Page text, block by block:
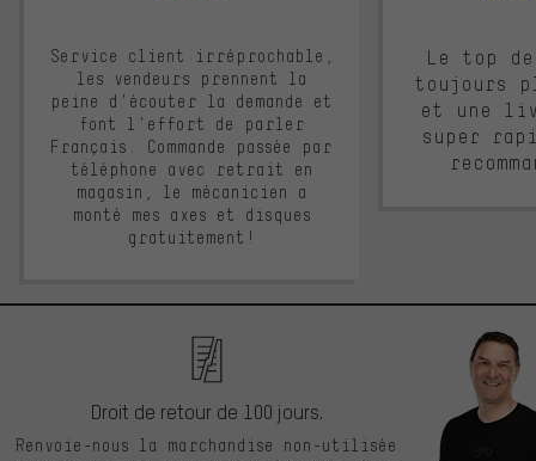
Service client irréprochable,
les vendeurs prennent la
peine d'écouter la demande et
font l'effort de parler
Français. Commande passée par
téléphone avec retrait en
magasin, le mécanicien a
monté mes axes et disques
gratuitement!
Le top
toujours
et une
super
Droit de retour de 100 jours.
Renvoie-nous la marchandise non-utilisée